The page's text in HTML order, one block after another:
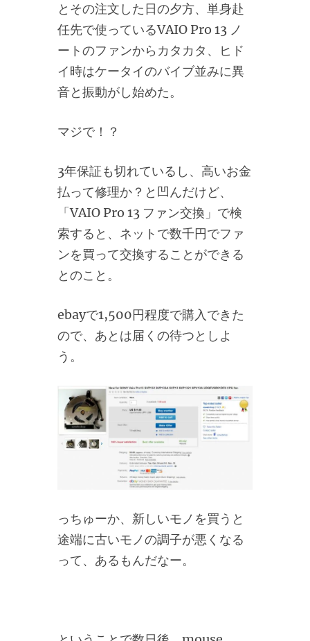
とその注文した日の夕方、単身赴
任先で使っているVAIO Pro 13 ノ
ートのファンからカタカタ、ヒド
イ時はケータイのバイブ並みに異
音と振動がし始めた。
マジで！？
3年保証も切れているし、高いお金
払って修理か？と凹んだけど、
「VAIO Pro 13 ファン交換」で検
索すると、ネットで数千円でファ
ンを買って交換することができる
とのこと。
ebayで1,500円程度で購入できた
ので、あとは届くの待つとしよ
う。
っちゅーか、新しいモノを買うと
途端に古いモノの調子が悪くなる
って、あるもんだなー。